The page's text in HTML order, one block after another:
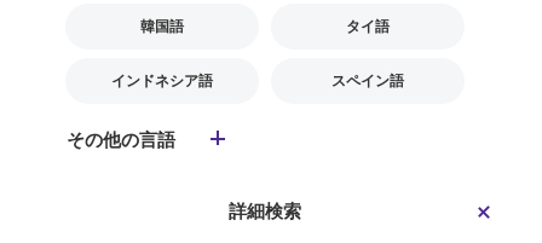
韓国語 タイ語
インドネシア語 スペイン語
その他の言語
詳細検索